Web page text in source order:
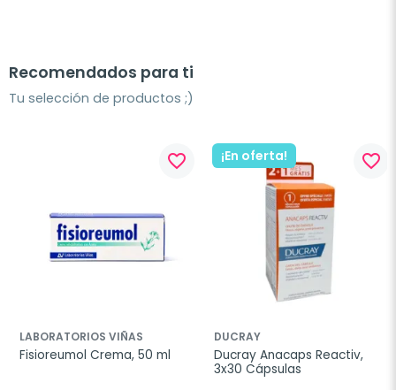
Recomendados para ti
Tu selección de productos ;)
favorite_border
LABORATORIOS VIÑAS
Fisioreumol Crema, 50 ml
¡En oferta! favorite_border
DUCRAY
Ducray Anacaps Reactiv,
3x30 Cápsulas